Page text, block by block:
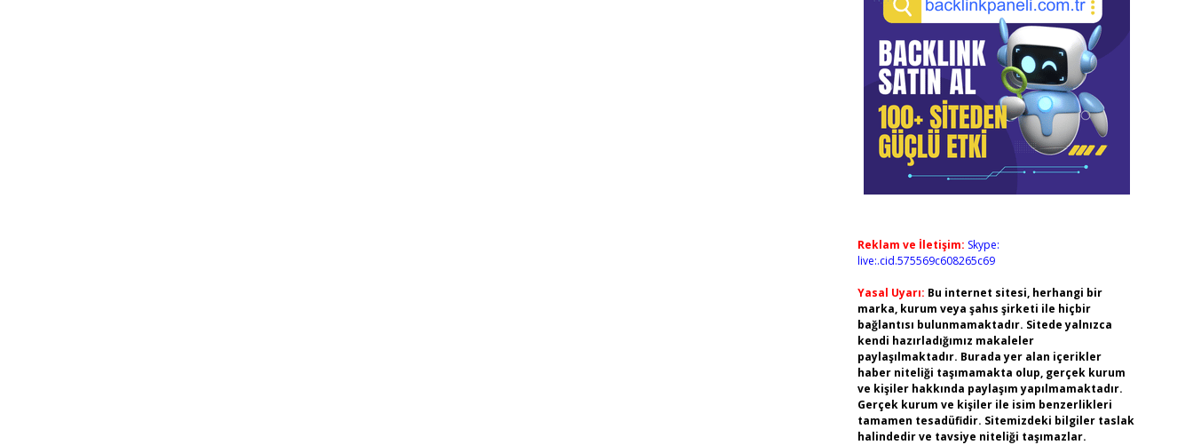
Reklam ve İletişim: Skype:
live:.cid.575569c608265c69
Yasal Uyarı: Bu internet sitesi, herhangi bir
marka, kurum veya şahıs şirketi ile hiçbir
bağlantısı bulunmamaktadır. Sitede yalnızca
kendi hazırladığımız makaleler
paylaşılmaktadır. Burada yer alan içerikler
haber niteliği taşımamakta olup, gerçek kurum
ve kişiler hakkında paylaşım yapılmamaktadır.
Gerçek kurum ve kişiler ile isim benzerlikleri
tamamen tesadüfidir. Sitemizdeki bilgiler taslak
halindedir ve tavsiye niteliği taşımazlar.